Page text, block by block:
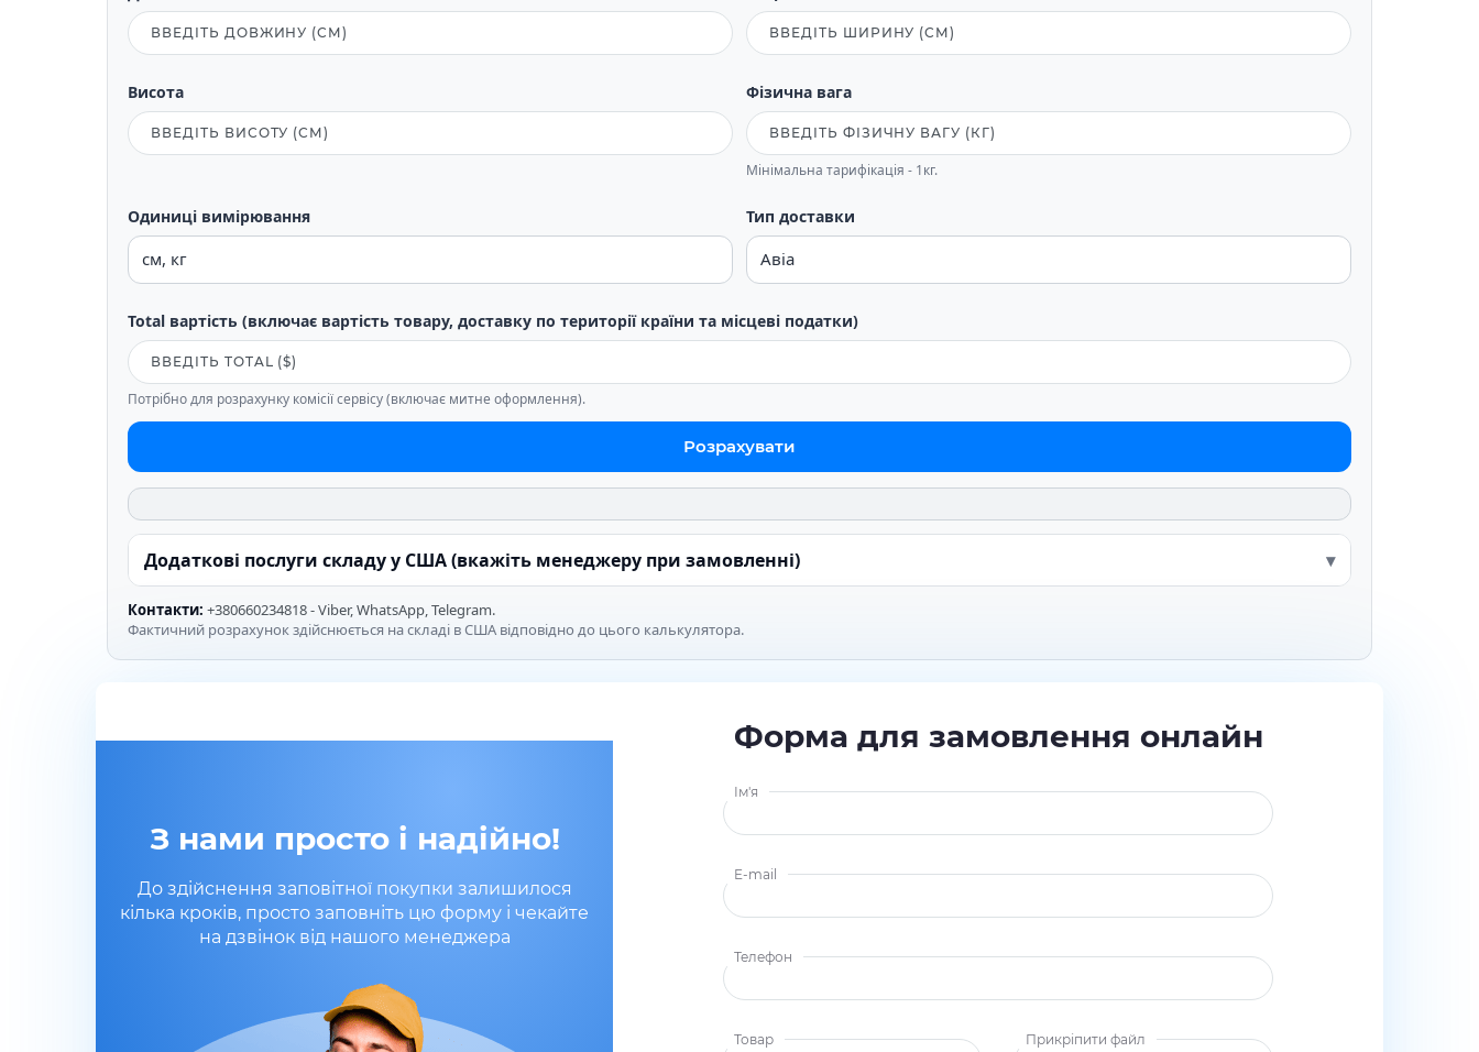
Висота Фізична вага
Мінімальна тарифікація - 1кг.
Одиниці вимірювання Тип доставки
Total вартість (включає вартість товару, доставку по території країни та місцеві податки)
Потрібно для розрахунку комісії сервісу (включає митне оформлення).
Розрахувати
Додаткові послуги складу у США (вкажіть менеджеру при замовленні)
Контакти: +380660234818 - Viber, WhatsApp, Telegram.
Фактичний розрахунок здійснюється на складі в США відповідно до цього калькулятора.
З нами просто і надійно!
До здійснення заповітної покупки залишилося
кілька кроків, просто заповніть цю форму і чекайте
на дзвінок від нашого менеджера
Форма для замовлення онлайн
Ім'я
E-mail
Телефон
Товар Прикріпити файл